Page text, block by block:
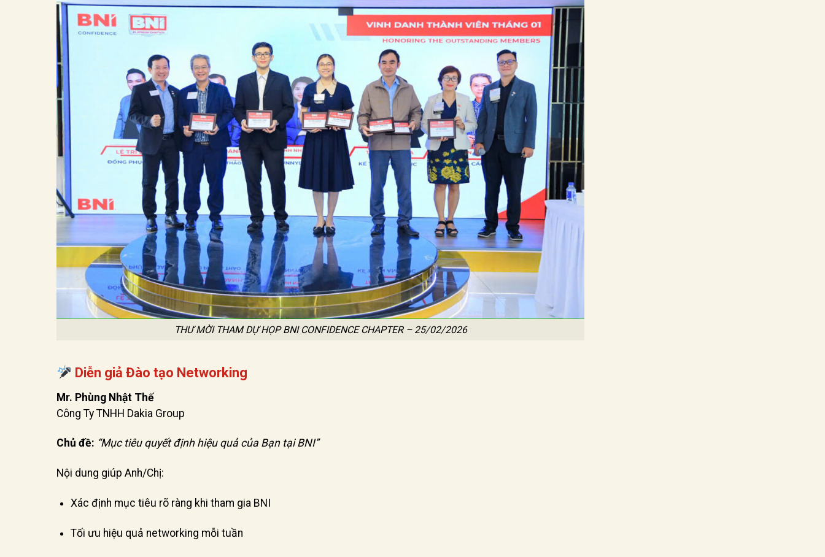
THƯ MỜI THAM DỰ HỌP BNI CONFIDENCE CHAPTER – 25/02/2026
Diễn giả Đào tạo Networking
Mr. Phùng Nhật Thế
Công Ty TNHH Dakia Group
Chủ đề: “Mục tiêu quyết định hiệu quả của Bạn tại BNI”
Nội dung giúp Anh/Chị:
Xác định mục tiêu rõ ràng khi tham gia BNI
Tối ưu hiệu quả networking mỗi tuần